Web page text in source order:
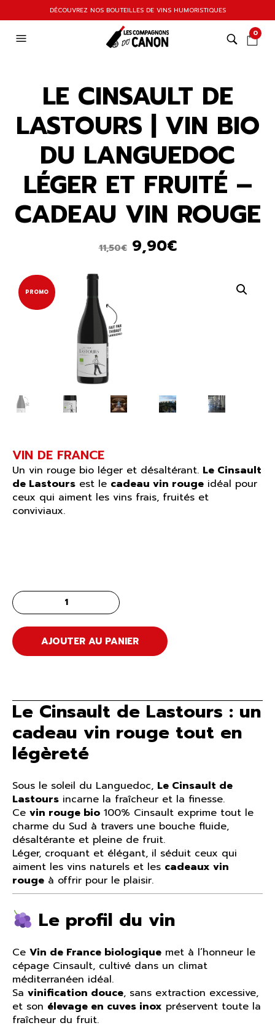
DÉCOUVREZ NOS BOUTEILLES DE VINS HUMORISTIQUES
0
LE CINSAULT DE
LASTOURS | VIN BIO
DU LANGUEDOC
LÉGER ET FRUITÉ –
CADEAU VIN ROUGE
11,50€ Le
prix
9,90€Le
PROMO
VIN DE FRANCE
Un vin rouge bio léger et désaltérant. Le Cinsault
de Lastours est le cadeau vin rouge idéal pour
ceux qui aiment les vins frais, fruités et
conviviaux.
AJOUTER AU PANIER
Le Cinsault de Lastours : un
cadeau vin rouge tout en
légèreté
Sous le soleil du Languedoc, Le Cinsault de
Lastours incarne la fraîcheur et la finesse.
Ce vin rouge bio 100% Cinsault exprime tout le
charme du Sud à travers une bouche fluide,
désaltérante et pleine de fruit.
Léger, croquant et élégant, il séduit ceux qui
aiment les vins naturels et les cadeaux vin
rouge à offrir pour le plaisir.
Le profil du vin
Ce Vin de France biologique met à l’honneur le
cépage Cinsault, cultivé dans un climat
méditerranéen idéal.
Sa vinification douce, sans extraction excessive,
et son élevage en cuves inox préservent toute la
fraîcheur du fruit.